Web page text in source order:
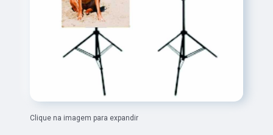
Clique na imagem para expandir